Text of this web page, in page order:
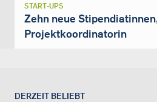
START-UPS
Zehn neue
Projektkoordinatorin
DERZEIT BELIEBT